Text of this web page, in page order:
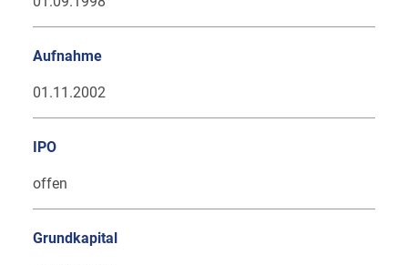
Aufnahme
01.11.2002
IPO
offen
Grundkapital